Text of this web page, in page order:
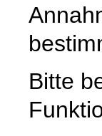
Bitte